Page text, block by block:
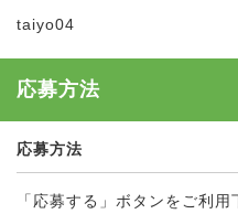
taiyo04
応募方法
応募方法
「応募する」ボタンをご利用